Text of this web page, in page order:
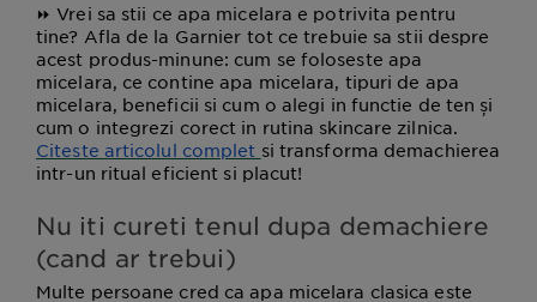
⏩Vrei sa stii ce apa micelara e potrivita pentru
tine? Afla de la Garnier tot ce trebuie sa stii despre
acest produs-minune: cum se foloseste apa
micelara, ce contine apa micelara, tipuri de apa
micelara, beneficii si cum o alegi in functie de ten și
cum o integrezi corect in rutina skincare zilnica.
Citeste articolul complet si transforma demachierea
intr-un ritual eficient si placut!
Nu iti cureti tenul dupa demachiere
(cand ar trebui)
Multe persoane cred ca apa micelara clasica este